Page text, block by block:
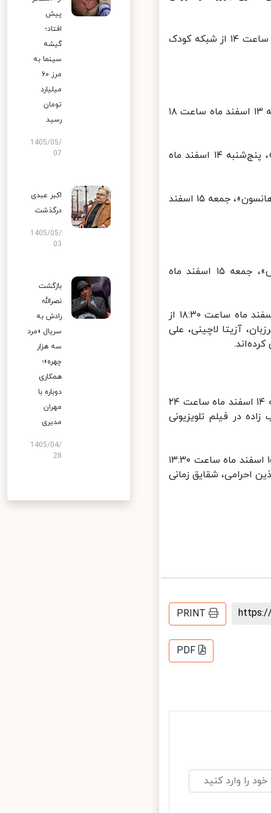
فیلم سینمایی «دارکوب زبل» به کارگردانی «آلکس زم»، جمعه ۱۵ اسفند ماه ساعت ۱۴ از شبکه کودک
فیلم سینمایی «پنگوئن های آقای پاپر» به کارگردانی «مارک واترز»، چهارشنبه ۱۳ اسفند ماه ساعت ۱۸
فیلم سینمایی «آلبرت دوست نامرئی من» به کارگردانی «جورج پاپاواسیلیو»، پنج‌شنبه ۱۴ اسفند ماه
فیلم سینمایی «در جستجوی ماوریکس» به کارگردانی «مایکل آپتد و کریس هانسون»، جمعه ۱۵ اسفند
فیلم سینمایی «شبکه جهانی (توطئه اشلون)» به کارگردانی «جورج مارکس»، جمعه ۱۵ اسفند ماه
فیلم سینمایی «جنگلبان» به کارگردانی «منوچهر حقانی پرست»، جمعه ۱۵ اسفند ماه ساعت ۱۸:۳۰ از
آزیتا لاچینی، علی
فیلم تلویزیونی «درخت محبوب من» به کارگردانی «علیرضا سمعی»، پنج‌شنبه ۱۴ اسفند ماه ساعت ۲۴
در فیلم تلویزیونی
فیلم تلویزیونی جدید «حکم مادری» به کارگردانی «سیامک صرافت»، جمعه ۱۵ اسفند ماه ساعت ۱۳:۳۰
شقایق زمانی
PRINT
PDF
پیش
افتاد؛
گیشه
سینما به
مرز ۶۰
میلیارد
تومان
رسید
1405/05/
07
اکبر عبدی
درگذشت
1405/05/
03
بازگشت
نصرالله
رادش به
سریال «مرد
سه هزار
چهره»؛
همکاری
دوباره با
مهران
مدیری
1405/04/
28